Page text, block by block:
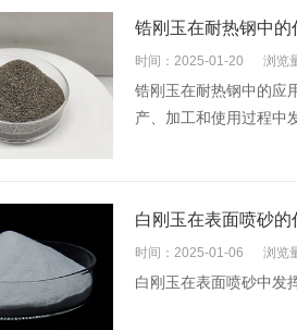
锆刚玉在耐热钢中的
时间：2025-01-20 浏览
锆刚玉在耐热钢中的应
产、加工和使用过程中
白刚玉在表面喷砂的
时间：2025-01-06 浏览
白刚玉在表面喷砂​中发